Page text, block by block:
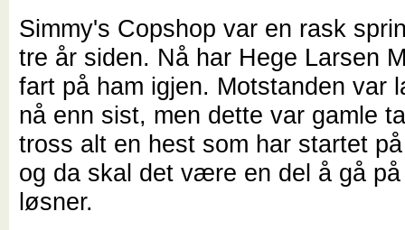
Simmy's Copshop var en rask
tre år siden. Nå har Hege Larsen
fart på ham igjen. Motstanden var
nå enn sist, men dette var gamle
tross alt en hest som har startet
og da skal det være en del å gå
løsner.